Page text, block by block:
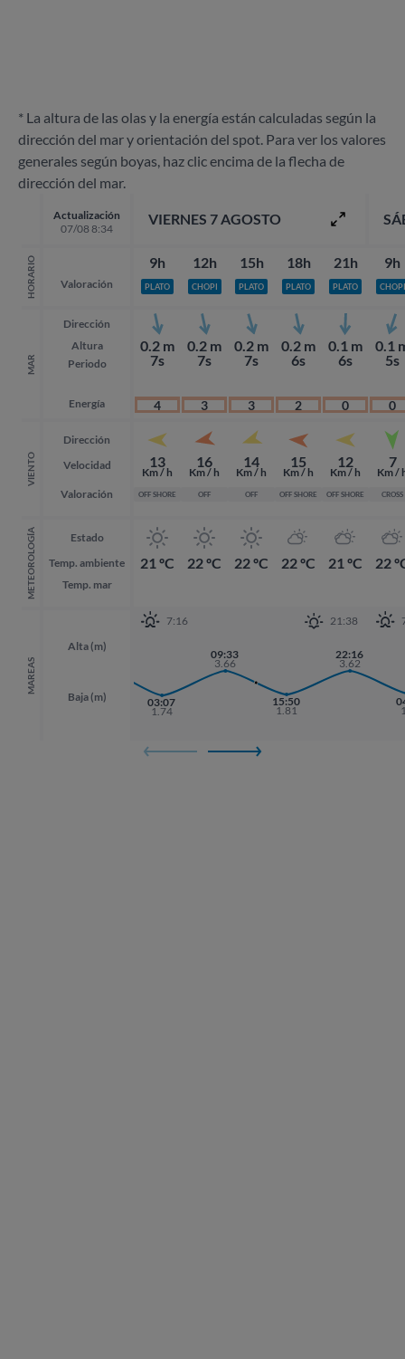
* La altura de las olas y la energía están calculadas según la
dirección del mar y orientación del spot. Para ver los valores
generales según boyas, haz clic encima de la flecha de
dirección del mar.
Actualización
07/08 8:34
HORARIO Valoración
MAR
Dirección
Altura
Periodo
Energía
VIENTO
Dirección
Velocidad
Valoración
METEOROLOGÍA
Estado
Temp. ambiente
Temp. mar
MAREAS
Alta (m)
Baja (m)
VIERNES 7 AGOSTO
9h
PLATO
0.2 m
7s
4
13
Km / h
OFF SHORE
21 ºC
12h
CHOPI
0.2 m
7s
3
16
Km / h
OFF
22 ºC
15h
PLATO
0.2 m
7s
3
14
Km / h
OFF
22 ºC
18h
PLATO
0.2 m
6s
2
15
Km / h
OFF SHORE
22 ºC
21h
PLATO
0.1 m
6s
0
12
Km / h
OFF SHORE
21 ºC
7:16 21:38
20:55
03:07
1.74
09:33
3.66
15:50
1.81
22:16
3.62
9h
CHOPI
0.1
5s
0
7
Km /
CROSS
22
22:16
3.62